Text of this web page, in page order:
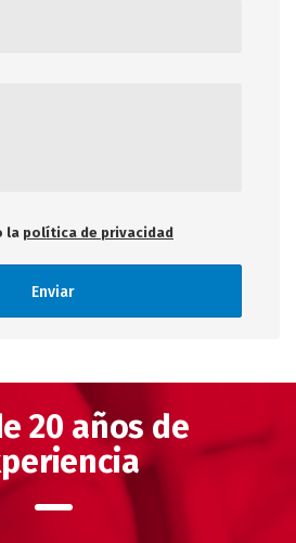
la política de privacidad
20 años de